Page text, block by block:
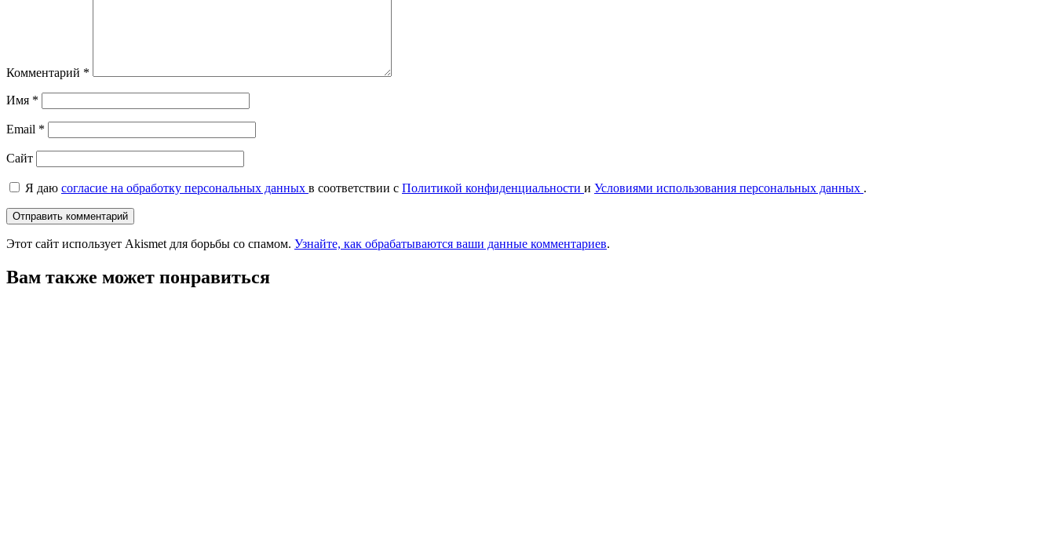
Комментарий *
Имя *
Email *
Сайт
Я даю согласие на обработку персональных данных в соответствии с Политикой конфиденциальности и Условиями использования персональных данных .
Этот сайт использует Akismet для борьбы со спамом. Узнайте, как обрабатываются ваши данные комментариев.
Вам также может понравиться